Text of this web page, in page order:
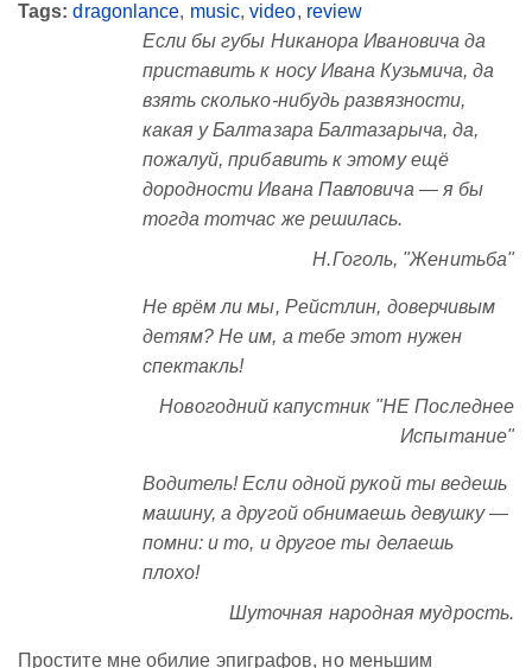
Tags:dragonlance, music,video, review
Если бы губы Никанора Ивановича да
приставить к носу Ивана Кузьмича, да
взять сколько-нибудь развязности,
какая у Балтазара Балтазарыча, да,
пожалуй, прибавить к этому ещё
дородности Ивана Павловича — я бы
тогда тотчас же решилась.
Н.Гоголь, "Женитьба"
Не врём ли мы, Рейстлин, доверчивым
детям? Не им, а тебе этот нужен
спектакль!
Новогодний капустник "НЕ Последнее
Испытание"
Водитель! Если одной рукой ты ведешь
машину, а другой обнимаешь девушку —
помни: и то, и другое ты делаешь
плохо!
Шуточная народная мудрость.
Простите мне обилие эпиграфов, но меньшим